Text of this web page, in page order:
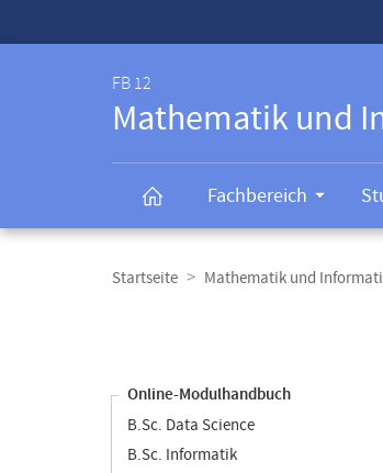
FB 12
Mathematik und
Fachbereich
Navigation
Startseite Mathematik und
Online-Modulhandbuch
B.Sc. Data Science
B.Sc. Informatik